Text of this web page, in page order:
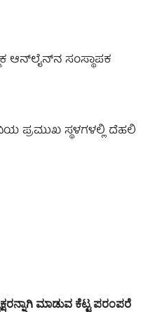
ಆನ್‌ಲೈನ್‌ನ ಸಂಸ್ಥಾಪಕ
ಪ್ರಮುಖ ಸ್ಥಳಗಳಲ್ಲಿ ದೆಹಲಿ
ಮಾಡುವ ಕೆಟ್ಟ ಪರಂಪರೆ